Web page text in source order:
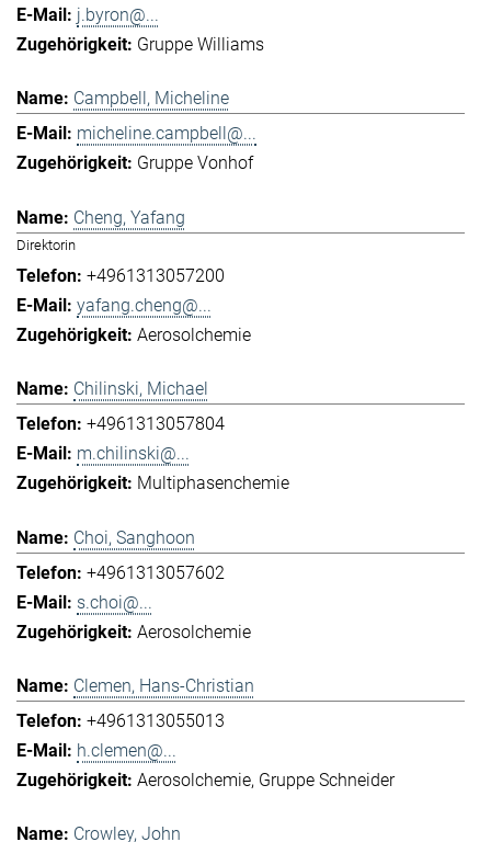
j.byron@...
Gruppe Williams
Campbell, Micheline
micheline.campbell@...
Gruppe Vonhof
Cheng, Yafang
Direktorin
+4961313057200
yafang.cheng@...
Aerosolchemie
Chilinski, Michael
+4961313057804
m.chilinski@...
Multiphasenchemie
Choi, Sanghoon
+4961313057602
s.choi@...
Aerosolchemie
Clemen, Hans-Christian
+4961313055013
h.clemen@...
Aerosolchemie Gruppe Schneider
Crowley, John